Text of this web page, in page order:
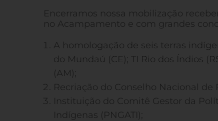
Encerramos nossa mobilização
no Acampamento e com grandes
A homologação de seis terras
do Mundaú (CE); TI Rio dos Índios
(AM);
Recriação do Conselho Nacional de
Instituição do Comitê Gestor da
Indígenas (PNGATI);